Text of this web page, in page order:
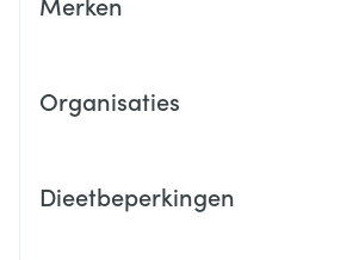
Organisaties
Dieetbeperkingen